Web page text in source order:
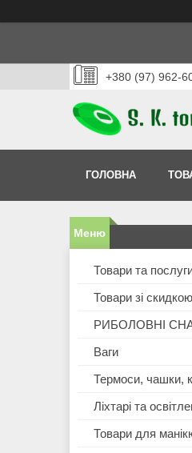
+380 (97) 962-
ГОЛОВНА
Товари та
Товари зі скидкою
РИБОЛОВНІ
Ваги
Термоси, чашки,
Ліхтарі та
Товари для